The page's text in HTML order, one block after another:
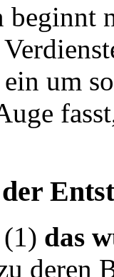
beginnt
um
das
deren